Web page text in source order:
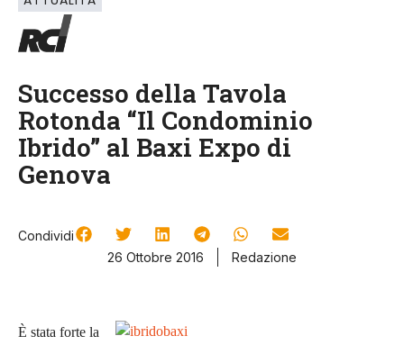
Successo della Tavola
Rotonda “Il Condominio
Ibrido” al Baxi Expo di
Genova
Condividi
26 Ottobre 2016
Redazione
È stata forte la